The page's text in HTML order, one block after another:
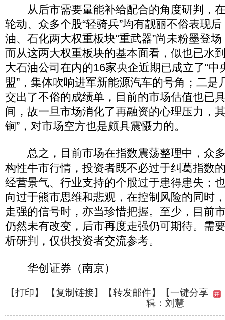
从后市需要量能补给配合的角度研判，
轮动、众多个股“轻骑兵”均有靓丽不俗表现
油、石化两大权重板块“重武器”尚未粉墨登场
而从这两大权重板块的基本面看，似也已水
大石油公司在内的16家央企近期已成立了“中
盟”，集体吹响进军新能源汽车的号角；二是
交出了不俗的成绩单，目前的市场估值也已
间，故一旦市场消化了再融资的心理压力，
锏”，对市场空方也是颇具震慑力的。
总之，目前市场在指数震荡整理中，众
构性牛市行情，投资者既不必过于纠葛指数
经营景气、行业支持的个股过于患得患失；
向过于熊市思维和悲观，在控制风险的同时
走强的信号时，亦当珍惜把握。至少，目前
仍然未有改变，后市再度走强仍可期待。需
析研判，仅供投资者交流参考。
华创证券（南京）
【打印】 【复制链接】【转发邮件】
【一键分享
辑：刘慧